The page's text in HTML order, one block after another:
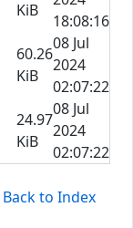
KiB
18:08:16
60.26
KiB
08 Jul
2024
02:07:22
24.97
KiB
08 Jul
2024
02:07:22
Back to Index